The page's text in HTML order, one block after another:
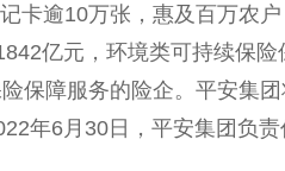
卡逾10万张，惠及百万农
亿元，环境类可持续保险
保障服务的险企。 平安集
年6月30日， 平安集团负责